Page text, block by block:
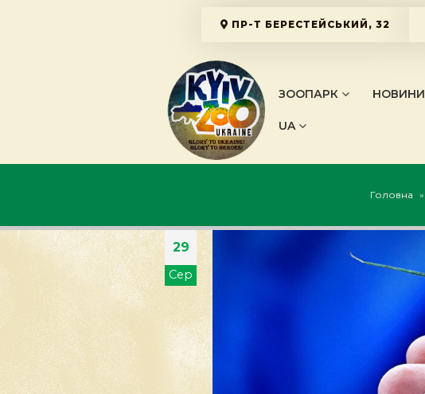
ПР-Т БЕРЕСТЕЙСЬКИЙ, 32
ЗООПАРК НОВИНИ
UA
Головна »
29
Сер